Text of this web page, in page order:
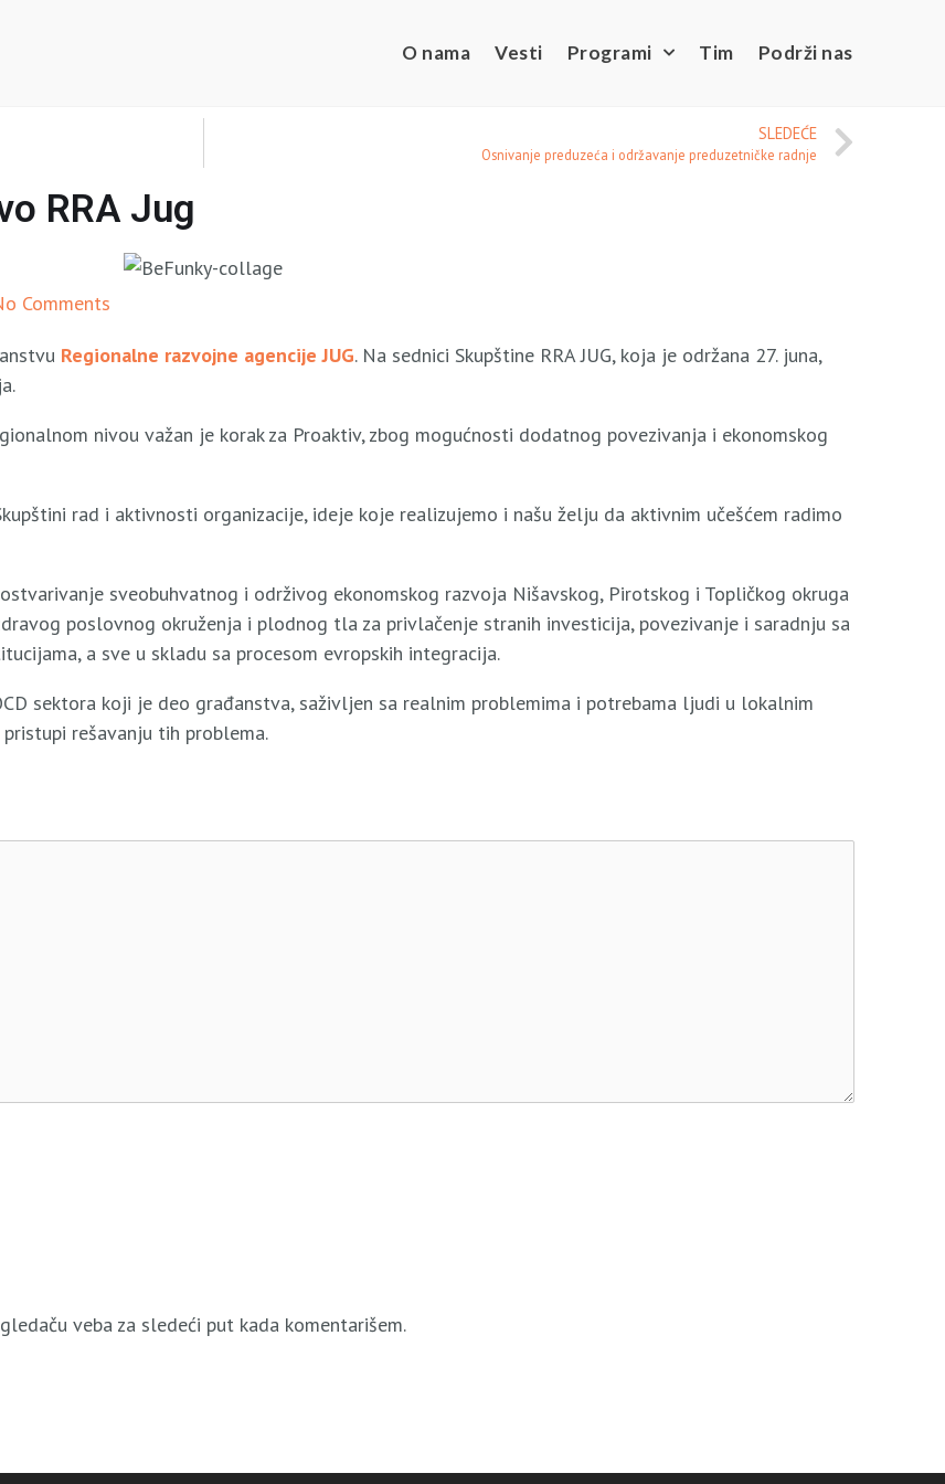
O nama Vesti Programi Tim Podrži nas
SLEDEĆE
Osnivanje preduzeća i održavanje preduzetničke radnje
RRA Jug
Comments
Regionalne razvojne agencije JUG. Na sednici Skupštine RRA JUG, koja je održana 27. juna,
nivou važan je korak za Proaktiv, zbog mogućnosti dodatnog povezivanja i ekonomskog
rad i aktivnosti organizacije, ideje koje realizujemo i našu želju da aktivnim učešćem radimo
sveobuhvatnog i održivog ekonomskog razvoja Nišavskog, Pirotskog i Topličkog okruga
poslovnog okruženja i plodnog tla za privlačenje stranih investicija, povezivanje i saradnju sa
a sve u skladu sa procesom evropskih integracija.
sеktоrа kојi је dео grаđаnstvа, sаživlјеn sа rеаlnim prоblеmimа i pоtrеbаmа lјudi u lоkаlnim
rеšаvаnju tih prоblеmа.
veba za sledeći put kada komentarišem.